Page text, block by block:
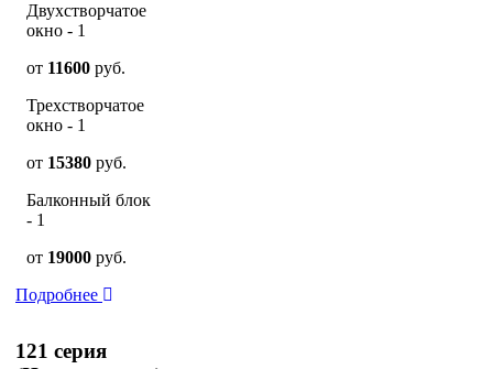
Двухстворчатое
окно - 1
от 11600 руб.
Трехстворчатое
окно - 1
от 15380 руб.
Балконный блок
- 1
от 19000 руб.
Подробнее
121 серия